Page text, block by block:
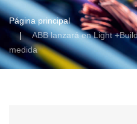
Página principal
ABB lanzará en Light
medida